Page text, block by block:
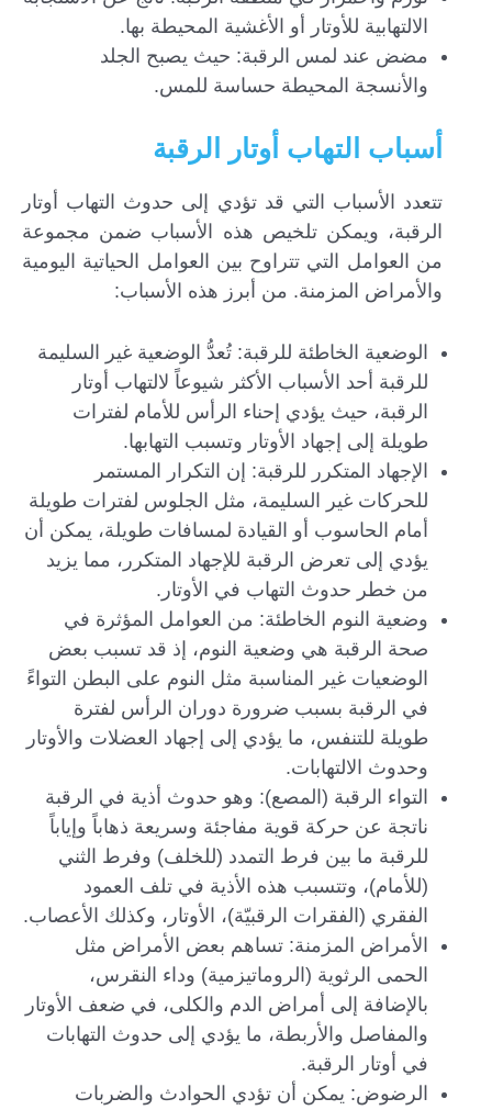
الالتهابية للأوتار أو الأغشية المحيطة بها.
مضض عند لمس الرقبة: حيث يصبح الجلد
والأنسجة المحيطة حساسة للمس.
أسباب التهاب أوتار الرقبة
تتعدد الأسباب التي قد تؤدي إلى حدوث التهاب أوتار
الرقبة، ويمكن تلخيص هذه الأسباب ضمن مجموعة
من العوامل التي تتراوح بين العوامل الحياتية اليومية
والأمراض المزمنة. من أبرز هذه الأسباب:
الوضعية الخاطئة للرقبة: تُعدُّ الوضعية غير السليمة
للرقبة أحد الأسباب الأكثر شيوعاً لالتهاب أوتار
الرقبة، حيث يؤدي إحناء الرأس للأمام لفترات
طويلة إلى إجهاد الأوتار وتسبب التهابها.
الإجهاد المتكرر للرقبة: إن التكرار المستمر
للحركات غير السليمة، مثل الجلوس لفترات طويلة
أمام الحاسوب أو القيادة لمسافات طويلة، يمكن أن
يؤدي إلى تعرض الرقبة للإجهاد المتكرر، مما يزيد
من خطر حدوث التهاب في الأوتار.
وضعية النوم الخاطئة: من العوامل المؤثرة في
صحة الرقبة هي وضعية النوم، إذ قد تسبب بعض
الوضعيات غير المناسبة مثل النوم على البطن التواءً
في الرقبة بسبب ضرورة دوران الرأس لفترة
طويلة للتنفس، ما يؤدي إلى إجهاد العضلات والأوتار
وحدوث الالتهابات.
التواء الرقبة (المصع): وهو حدوث أذية في الرقبة
ناتجة عن حركة قوية مفاجئة وسريعة ذهاباً وإياباً
للرقبة ما بين فرط التمدد (للخلف) وفرط الثني
(للأمام)، وتتسبب هذه الأذية في تلف العمود
الفقري (الفقرات الرقبيّة)، الأوتار، وكذلك الأعصاب.
الأمراض المزمنة: تساهم بعض الأمراض مثل
الحمى الرثوية (الروماتيزمية) وداء النقرس،
بالإضافة إلى أمراض الدم والكلى، في ضعف الأوتار
والمفاصل والأربطة، ما يؤدي إلى حدوث التهابات
في أوتار الرقبة.
الرضوض: يمكن أن تؤدي الحوادث والضربات